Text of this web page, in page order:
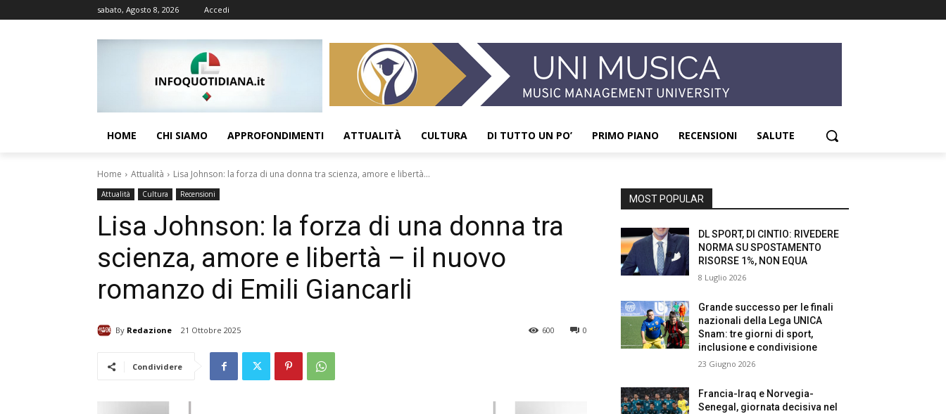
sabato, Agosto 8, 2026 Accedi
HOME CHI SIAMO APPROFONDIMENTI ATTUALITÀ CULTURA DI TUTTO UN PO’ PRIMO PIANO RECENSIONI SALUTE
Home Attualità Lisa Johnson: la forza di una donna tra scienza, amore e libertà...
Attualità Cultura Recensioni
Lisa Johnson: la forza di una donna tra
scienza, amore e libertà – il nuovo
romanzo di Emili Giancarli
By Redazione 21 Ottobre 2025 0
600
Condividere
MOST POPULAR
DL SPORT, DI CINTIO: RIVEDERE
NORMA SU SPOSTAMENTO
RISORSE 1%, NON EQUA
8 Luglio 2026
Grande successo per le finali
nazionali della Lega UNICA
Snam: tre giorni di sport,
inclusione e condivisione
23 Giugno 2026
Francia-Iraq e Norvegia-
Senegal, giornata decisiva nel